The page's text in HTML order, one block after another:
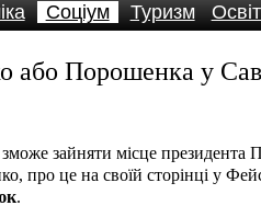
Соціум Туризм
або Порошенка у
зайняти місце президента
про це на своїй сторінці у
.